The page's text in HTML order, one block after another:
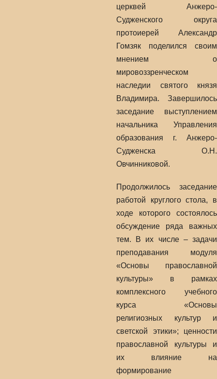
церквей Анжеро-
Судженского округа
протоиерей Александр
Гомзяк поделился своим
мнением о
мировоззренческом
наследии святого князя
Владимира. Завершилось
заседание выступлением
начальника Управления
образования г. Анжеро-
Судженска О.Н.
Овчинниковой.
Продолжилось заседание
работой круглого стола, в
ходе которого состоялось
обсуждение ряда важных
тем. В их числе – задачи
преподавания модуля
«Основы православной
культуры» в рамках
комплексного учебного
курса «Основы
религиозных культур и
светской этики»; ценности
православной культуры и
их влияние на
формирование